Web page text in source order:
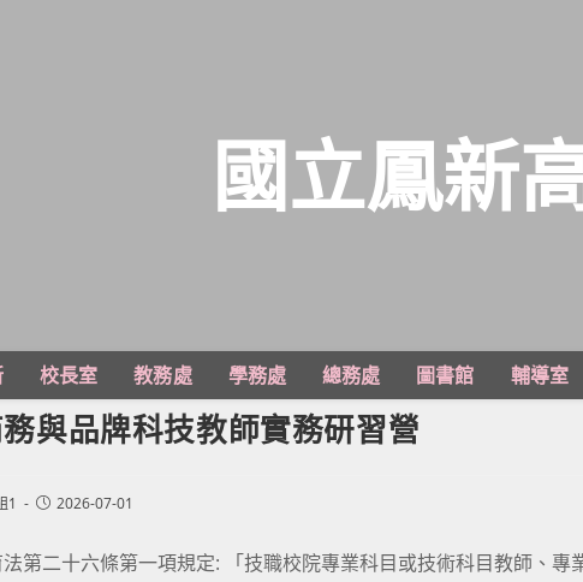
國立鳳新
校長室 教務處 學務處 總務處 圖書館 輔導室
務與品牌科技教師實務研習營
1
Post2026-07-01
第二十六條第一項規定: 「技職校院專業科目或技術科目教師、專